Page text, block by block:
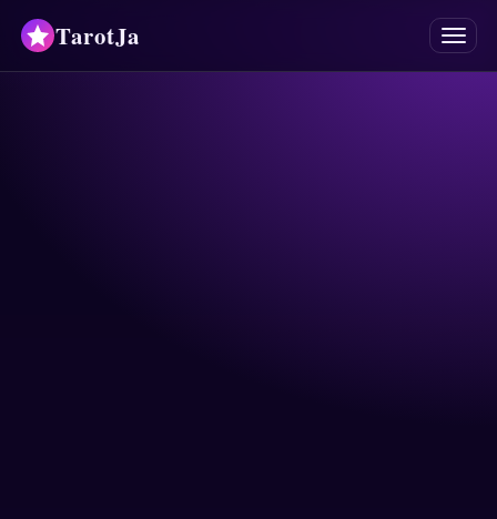
TarotJa Meniu